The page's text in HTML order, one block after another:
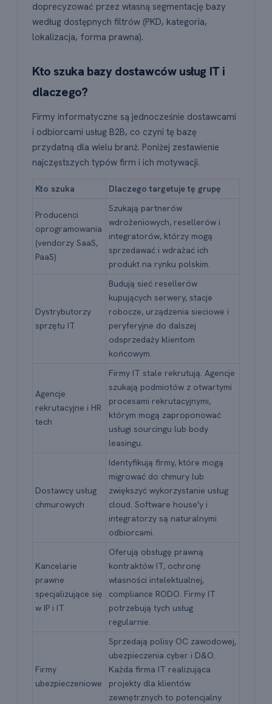
doprecyzować przez własną segmentację bazy
według dostępnych filtrów (PKD, kategoria,
lokalizacja, forma prawna).
Kto szuka bazy dostawców usług IT i
dlaczego?
Firmy informatyczne są jednocześnie dostawcami
i odbiorcami usług B2B, co czyni tę bazę
przydatną dla wielu branż. Poniżej zestawienie
najczęstszych typów firm i ich motywacji.
Kto szuka Dlaczego targetuje tę grupę
Producenci
oprogramowania
(vendorzy SaaS,
PaaS)
Szukają partnerów
wdrożeniowych, resellerów i
integratorów, którzy mogą
sprzedawać i wdrażać ich
produkt na rynku polskim.
Dystrybutorzy
sprzętu IT
Budują sieć resellerów
kupujących serwery, stacje
robocze, urządzenia sieciowe i
peryferyjne do dalszej
odsprzedaży klientom
końcowym.
Agencje
rekrutacyjne i HR
tech
Firmy IT stale rekrutują. Agencje
szukają podmiotów z otwartymi
procesami rekrutacyjnymi,
którym mogą zaproponować
usługi sourcingu lub body
leasingu.
Dostawcy usług
chmurowych
Identyfikują firmy, które mogą
migrować do chmury lub
zwiększyć wykorzystanie usług
cloud. Software house'y i
integratorzy są naturalnymi
odbiorcami.
Kancelarie
prawne
specjalizujące się
w IP i IT
Oferują obsługę prawną
kontraktów IT, ochronę
własności intelektualnej,
compliance RODO. Firmy IT
potrzebują tych usług
regularnie.
Firmy
ubezpieczeniowe
Sprzedają polisy OC zawodowej,
ubezpieczenia cyber i D&O.
Każda firma IT realizująca
projekty dla klientów
zewnętrznych to potencjalny